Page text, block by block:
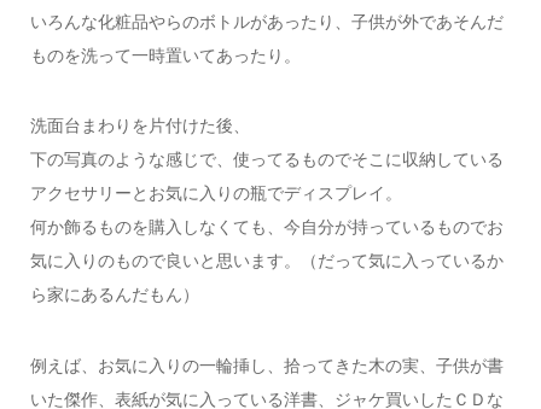
いろんな化粧品やらのボトルがあったり、子供が外であそんだ
ものを洗って一時置いてあったり。
洗面台まわりを片付けた後、
下の写真のような感じで、使ってるものでそこに収納している
アクセサリーとお気に入りの瓶でディスプレイ。
何か飾るものを購入しなくても、今自分が持っているものでお
気に入りのもので良いと思います。（だって気に入っているか
ら家にあるんだもん）
例えば、お気に入りの一輪挿し、拾ってきた木の実、子供が書
いた傑作、表紙が気に入っている洋書、ジャケ買いしたＣＤな